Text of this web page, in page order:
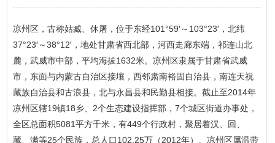
凉州区，古称姑臧、休屠，位于东经101°59′～103°23′，北纬
37°23′～38°12′，地处甘肃省西北部，河西走廊东端，祁连山北
麓，武威市中部，平均海拔1632米。凉州区隶属于甘肃省武威
市，东面与内蒙古自治区接壤，西邻肃南裕固自治县，南连天祝
藏族自治县和古浪县，北与永昌县和民勤县相接。截止至2014年
凉州区辖19镇18乡、2个生态建设指挥部，7个城区街道办事处，
全区总面积5081平方千米，有449个行政村，聚居着汉、回、
藏、满等25个民族，总人口102.25万（2012年）。凉州区属温带